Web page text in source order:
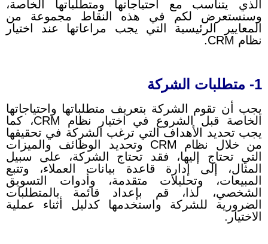
الذي يتناسب مع احتياجاتها ومتطلباتها الخاصة،
وسنستعرض لكم في هذه النقاط مجموعة من
المعايير الرئيسية التي يجب مراعاتها عند اختيار
نظام CRM.
1- متطلبات الشركة
يجب أن تقوم الشركة بتعريف متطلباتها واحتياجاتها
الخاصة قبل الشروع في اختيار نظام CRM، كما
يجب تحديد الأهداف التي ترغب الشركة في تحقيقها
من خلال نظام CRM وتحديد الوظائف والميزات
التي تحتاج إليها، فقد تحتاج الشركة، على سبيل
المثال، إلى إدارة قاعدة بيانات العملاء، وتتبع
المبيعات، وتحليلات متقدمة، وأدوات التسويق
الشخصي، لذا، قم بإعداد قائمة بالمتطلبات
الضرورية للشركة واستخدمها كدليل أثناء عملية
الاختيار.